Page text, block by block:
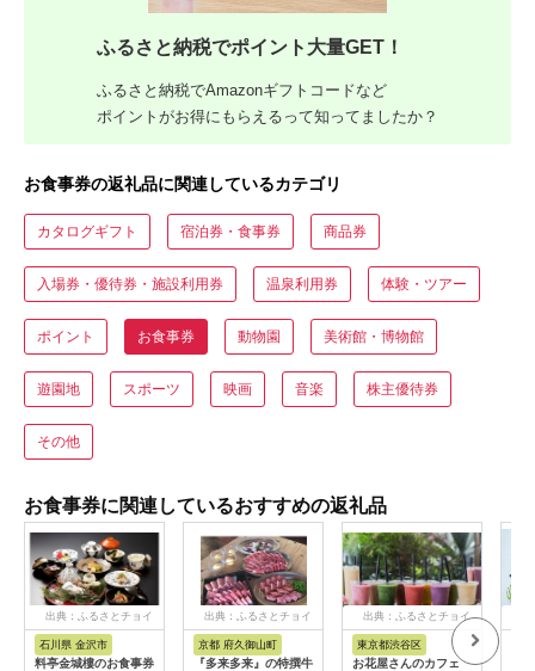
ふるさと納税でポイント大量GET！
ふるさと納税でAmazonギフトコードなど
ポイントがお得にもらえるって知ってましたか？
お食事券の返礼品に関連しているカテゴリ
カタログギフト 宿泊券・食事券 商品券
入場券・優待券・施設利用券 温泉利用券 体験・ツアー
ポイント お食事券 動物園 美術館・博物館
遊園地 スポーツ 映画 音楽 株主優待券
その他
お食事券に関連しているおすすめの返礼品
出典：ふるさとチョイ
ス
石川県 金沢市
料亭金城樓のお食事券
出典：ふるさとチョイ
ス
京都 府久御山町
『多来多来』の特撰牛
出典：ふるさとチョイ
東京都渋谷区
お花屋さんのカフェ